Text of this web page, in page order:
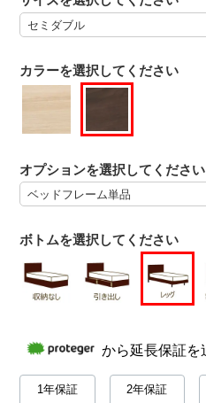
カラーを選択してください
オプションを選択してください
ボトムを選択してください